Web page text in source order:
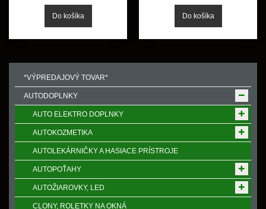
*VÝPREDAJOVÝ TOVAR*
AUTODOPLNKY
AUTO ELEKTRO DOPLNKY
AUTOKOZMETIKA
AUTOLEKÁRNIČKY A HASIACE PRÍSTROJE
AUTOPOŤAHY
AUTOŽIAROVKY, LED
CLONY, ROLETKY NA OKNÁ